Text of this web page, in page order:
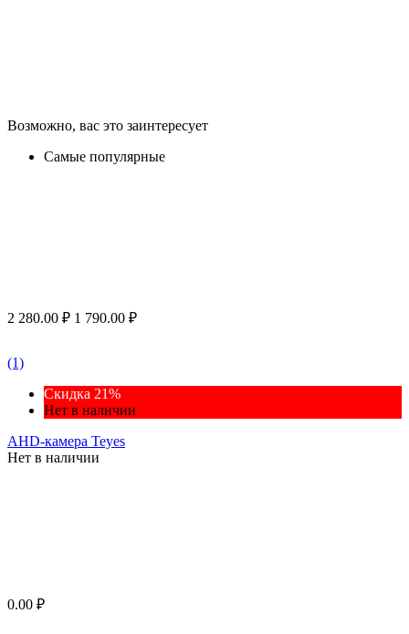
Возможно, вас это заинтересует
Самые популярные
2 280.00 ₽ 1 790.00 ₽
(1)
Скидка 21%
Нет в наличии
AHD-камера Teyes
Нет в наличии
0.00 ₽